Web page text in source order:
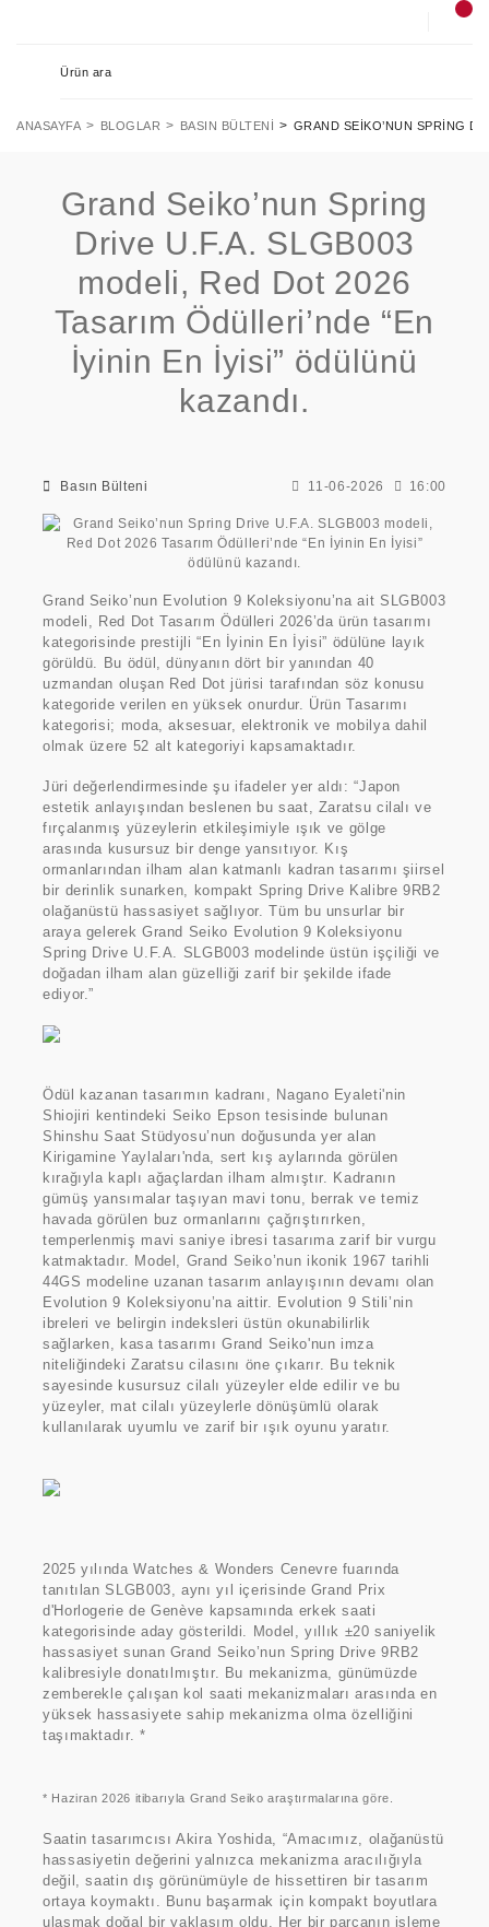
ANASAYFA BLOGLAR BASIN BÜLTENI GRAND SEIKO’NUN SPRING
Grand Seiko’nun Spring
Drive U.F.A. SLGB003
modeli, Red Dot 2026
Tasarım Ödülleri’nde “En
İyinin En İyisi” ödülünü
kazandı.
Basın Bülteni 11-06-2026 16:00
Grand Seiko’nun Evolution 9 Koleksiyonu’na ait SLGB003
modeli, Red Dot Tasarım Ödülleri 2026’da ürün tasarımı
kategorisinde prestijli “En İyinin En İyisi” ödülüne layık
görüldü. Bu ödül, dünyanın dört bir yanından 40
uzmandan oluşan Red Dot jürisi tarafından söz konusu
kategoride verilen en yüksek onurdur. Ürün Tasarımı
kategorisi; moda, aksesuar, elektronik ve mobilya dahil
olmak üzere 52 alt kategoriyi kapsamaktadır.
Jüri değerlendirmesinde şu ifadeler yer aldı: “Japon
estetik anlayışından beslenen bu saat, Zaratsu cilalı ve
fırçalanmış yüzeylerin etkileşimiyle ışık ve gölge
arasında kusursuz bir denge yansıtıyor. Kış
ormanlarından ilham alan katmanlı kadran tasarımı şiirsel
bir derinlik sunarken, kompakt Spring Drive Kalibre 9RB2
olağanüstü hassasiyet sağlıyor. Tüm bu unsurlar bir
araya gelerek Grand Seiko Evolution 9 Koleksiyonu
Spring Drive U.F.A. SLGB003 modelinde üstün işçiliği ve
doğadan ilham alan güzelliği zarif bir şekilde ifade
ediyor.”
Ödül kazanan tasarımın kadranı, Nagano Eyaleti'nin
Shiojiri kentindeki Seiko Epson tesisinde bulunan
Shinshu Saat Stüdyosu’nun doğusunda yer alan
Kirigamine Yaylaları'nda, sert kış aylarında görülen
kırağıyla kaplı ağaçlardan ilham almıştır. Kadranın
gümüş yansımalar taşıyan mavi tonu, berrak ve temiz
havada görülen buz ormanlarını çağrıştırırken,
temperlenmiş mavi saniye ibresi tasarıma zarif bir vurgu
katmaktadır. Model, Grand Seiko’nun ikonik 1967 tarihli
44GS modeline uzanan tasarım anlayışının devamı olan
Evolution 9 Koleksiyonu’na aittir. Evolution 9 Stili’nin
ibreleri ve belirgin indeksleri üstün okunabilirlik
sağlarken, kasa tasarımı Grand Seiko'nun imza
niteliğindeki Zaratsu cilasını öne çıkarır. Bu teknik
sayesinde kusursuz cilalı yüzeyler elde edilir ve bu
yüzeyler, mat cilalı yüzeylerle dönüşümlü olarak
kullanılarak uyumlu ve zarif bir ışık oyunu yaratır.
2025 yılında Watches & Wonders Cenevre fuarında
tanıtılan SLGB003, aynı yıl içerisinde Grand Prix
d'Horlogerie de Genève kapsamında erkek saati
kategorisinde aday gösterildi. Model, yıllık ±20 saniyelik
hassasiyet sunan Grand Seiko’nun Spring Drive 9RB2
kalibresiyle donatılmıştır. Bu mekanizma, günümüzde
zemberekle çalışan kol saati mekanizmaları arasında en
yüksek hassasiyete sahip mekanizma olma özelliğini
taşımaktadır. *
* Haziran 2026 itibarıyla Grand Seiko araştırmalarına göre.
Saatin tasarımcısı Akira Yoshida, “Amacımız, olağanüstü
hassasiyetin değerini yalnızca mekanizma aracılığıyla
değil, saatin dış görünümüyle de hissettiren bir tasarım
ortaya koymaktı. Bunu başarmak için kompakt boyutlara
ulaşmak doğal bir yaklaşım oldu. Her bir parçanın işleme